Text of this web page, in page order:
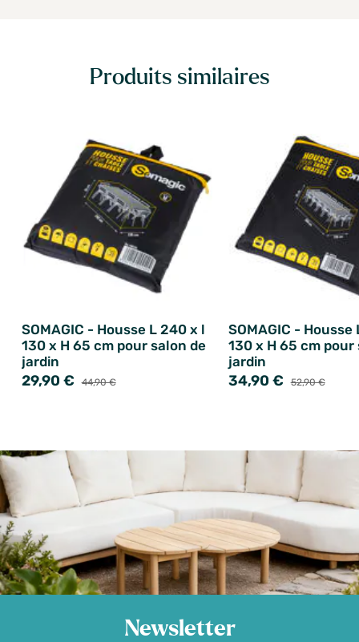
Produits similaires
SOMAGIC - Housse L 240 x l
130 x H 65 cm pour salon de
jardin
29,90 € 44,90 €
SOMAGIC - Housse
130 x H 65 cm pour
jardin
34,90 € 52,90 €
Newsletter